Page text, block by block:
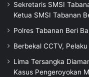
Sekretaris SMSI
Ketua SMSI Tabanan
Polres Tabanan Beri
Berbekal CCTV,
Lima Tersangka
Kasus Pengeroyokan